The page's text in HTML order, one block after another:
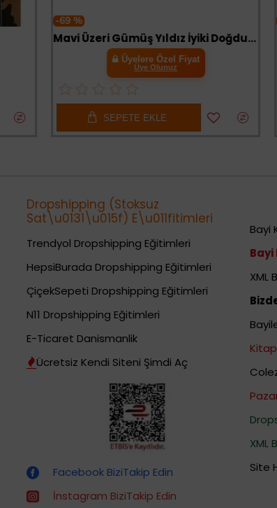
-69 %
Mavi Üzeri Gümüş Yıldız İyiki Doğdun Flama Süs
Üyelere Özel Fiyat
Üye Olunuz
SEPETE EKLE
-64
Dropshipping (Stoksuz
Sat\u0131\u015f) E\u011fitimleri
Trendyol Dropshipping Eğitimleri
HepsiBurada Dropshipping Eğitimleri
ÇiçekSepeti Dropshipping Eğitimleri
N11 Dropshipping Eğitimleri
E-Ticaret Danismanlik
Ücretsiz Kendi Siteni Şimdi Aç
Facebook BiziTakip Edin
İnstagram BiziTakip Edin
Bayi
Bayi
XML
Kitap
XML
Site